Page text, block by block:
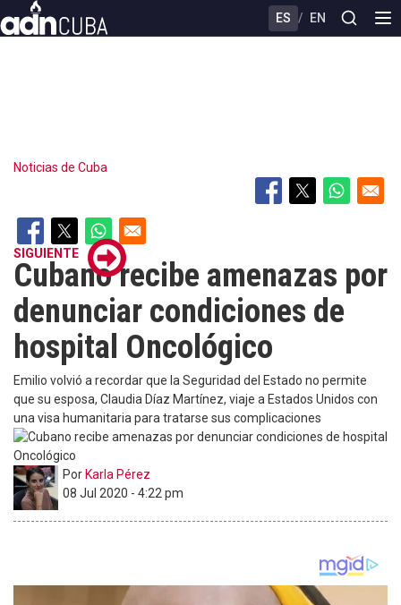
to
ES / EN
Noticias de Cuba
SIGUIENTE
Cubano recibe amenazas por
denunciar condiciones de
hospital Oncológico
Emilio volvió a recordar que la Seguridad del Estado no permite
que su esposa, Claudia Díaz Martínez, viaje a Estados Unidos con
una visa humanitaria para tratarse sus complicaciones
Por Karla Pérez
08 Jul 2020 - 4:22 pm